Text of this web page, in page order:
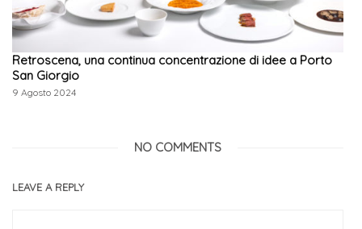
Retroscena, una continua concentrazione di idee a Porto
San Giorgio
9 Agosto 2024
NO COMMENTS
LEAVE A REPLY